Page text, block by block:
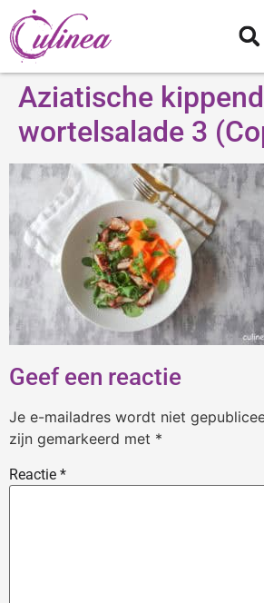
Aziatische
wortelsalade 3
Geef een reactie
Je e-mailadres wordt niet
zijn gemarkeerd met *
Reactie *